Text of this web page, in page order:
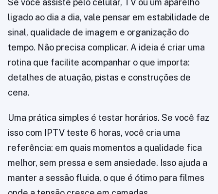
Se você assiste pelo celular, TV ou um aparelho
ligado ao dia a dia, vale pensar em estabilidade de
sinal, qualidade de imagem e organização do
tempo. Não precisa complicar. A ideia é criar uma
rotina que facilite acompanhar o que importa:
detalhes de atuação, pistas e construções de
cena.
Uma prática simples é testar horários. Se você faz
isso com IPTV teste 6 horas, você cria uma
referência: em quais momentos a qualidade fica
melhor, sem pressa e sem ansiedade. Isso ajuda a
manter a sessão fluida, o que é ótimo para filmes